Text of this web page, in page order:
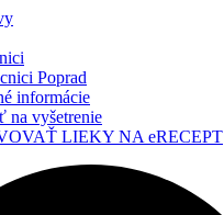
Poprad
informácie
na vyšetrenie
LIEKY NA eRECEPT